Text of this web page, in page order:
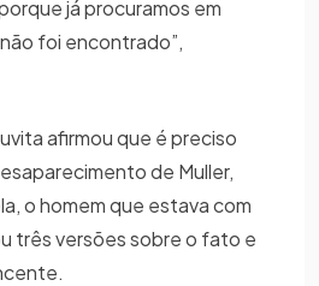
já procuramos em
foi encontrado”,
afirmou que é preciso
de Muller,
o homem que estava com
três versões sobre o fato e